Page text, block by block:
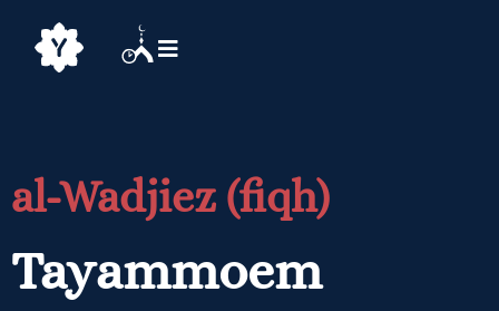
al-Wadjiez (fiqh)
Tayammoem